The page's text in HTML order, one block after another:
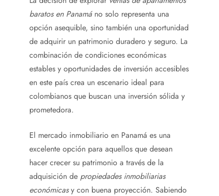
baratos en Panamáno solo representa una
opción asequible, sino también una oportunidad
de adquirir un patrimonio duradero y seguro. La
combinación de condiciones económicas
estables y oportunidades de inversión accesibles
en este país crea un escenario ideal para
colombianos que buscan una inversión sólida y
prometedora.
El mercado inmobiliario en Panamá es una
excelente opción para aquellos que desean
hacer crecer su patrimonio a través de la
adquisición de propiedades inmobiliarias
económicasy con buena proyección. Sabiendo